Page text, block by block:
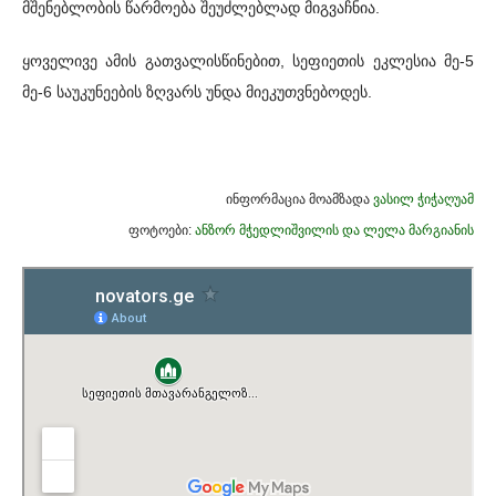
მშენებლობის წარმოება შეუძლებლად მიგვაჩნია.
ყოველივე ამის გათვალისწინებით, სეფიეთის ეკლესია მე-5
მე-6 საუკუნეების ზღვარს უნდა მიეკუთვნებოდეს.
ინფორმაცია მოამზადა ვასილ ჭიჭაღუამ
ფოტოები: ანზორ მჭედლიშვილის და ლელა მარგიანის